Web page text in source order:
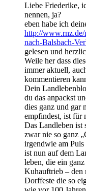
Liebe Friederike,
nennen, ja?
eben habe ich
http://
nach-Balsbach-
gelesen und
Weile her dass
immer aktuell,
kommentieren
Dein
du das anpackst
dies ganz und gar
empfindest, ist für
Das Landleben ist
zwar nie so ganz
irgendwie am
ist nun auf dem
leben, die ein
Kuhauftrieb – den
Dorffeste die so